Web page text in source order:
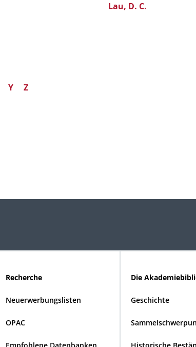
Y Z
Lau, D. C.
Recherche
Neuerwerbungslisten
OPAC
Die
Geschichte